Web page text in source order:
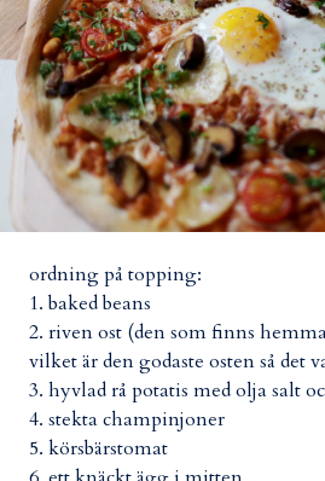
ordning på topping:
1. baked beans
2. riven ost (den som finns
vilket är den godaste osten så det
3. hyvlad rå potatis med olja salt
4. stekta champinjoner
5. körsbärstomat